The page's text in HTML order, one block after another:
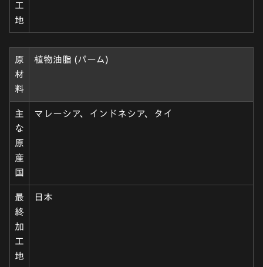
工
地
原
材
料
植物油脂 (パーム)
主
な
原
産
国
マレーシア、インドネシア、タイ
最
終
加
工
地
日本